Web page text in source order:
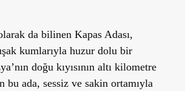
da bilinen Kapas Adası,
kumlarıyla huzur dolu bir
doğu kıyısının altı kilometre
bu ada, sessiz ve sakin ortamıyla